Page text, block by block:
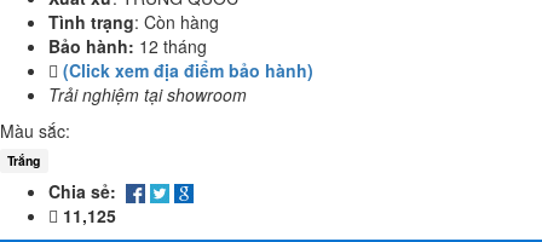
Tình trạng: Còn hàng
Bảo hành: 12 tháng
(Click xem địa điểm bảo hành)
Trải nghiệm tại showroom
Màu sắc:
Trắng
Chia sẻ:
11,125